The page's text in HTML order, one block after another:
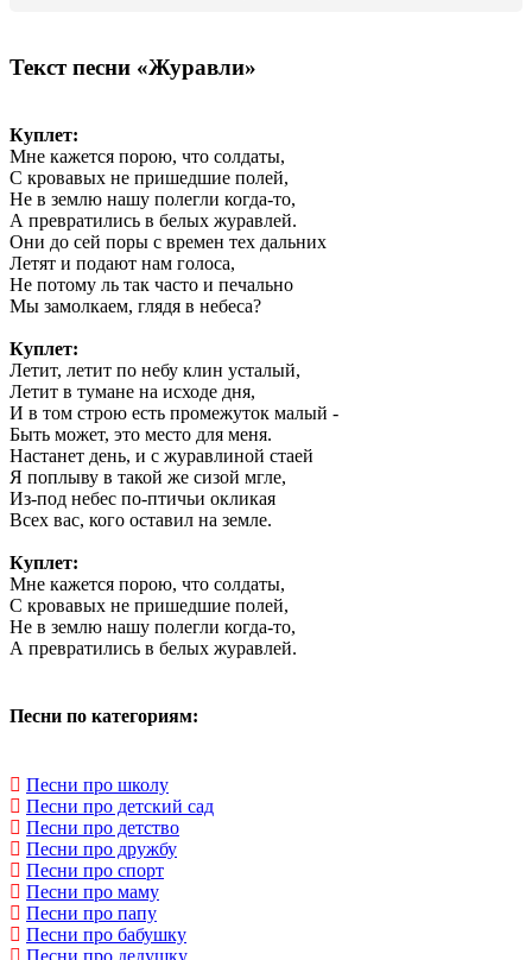
Текст песни «Журавли»
Куплет:
Мне кажется порою, что солдаты,
С кровавых не пришедшие полей,
Не в землю нашу полегли когда-то,
А превратились в белых журавлей.
Они до сей поры с времен тех дальних
Летят и подают нам голоса,
Не потому ль так часто и печально
Мы замолкаем, глядя в небеса?
Куплет:
Летит, летит по небу клин усталый,
Летит в тумане на исходе дня,
И в том строю есть промежуток малый -
Быть может, это место для меня.
Настанет день, и с журавлиной стаей
Я поплыву в такой же сизой мгле,
Из-под небес по-птичьи окликая
Всех вас, кого оставил на земле.
Куплет:
Мне кажется порою, что солдаты,
С кровавых не пришедшие полей,
Не в землю нашу полегли когда-то,
А превратились в белых журавлей.
Песни по категориям:
Песни про школу
Песни про детский сад
Песни про детство
Песни про дружбу
Песни про спорт
Песни про маму
Песни про папу
Песни про бабушку
Песни про дедушку